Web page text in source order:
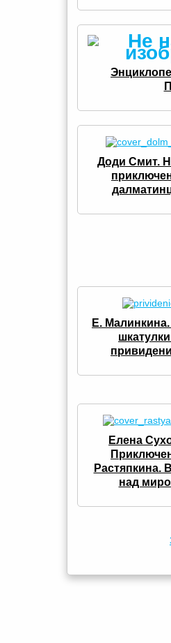
Доди Смит.
Е.
Елена
Растяпкина.
над